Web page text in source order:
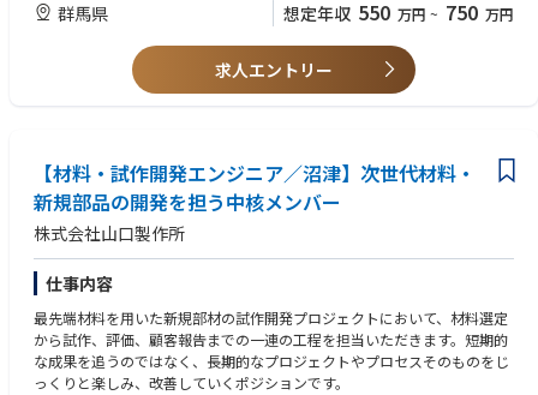
る
◆競合他社に負けないポイント
・ISO9001、IATF16949をベースとした業界最高レベルの品質保証体制を
◆組織名称
ホース配管品質保証部
<配属部署人数> 12人
<平均年齢> 54歳
<男女比> 10：2
<新卒・中途比率> 11：1
◆組織ミッション
お客様基準の品質保証体制の確立、及び改善活動の推進
■商材説明：
同社のカーシートは売り上げの約40％を占める主力事業で、金属フレー
ム、ウレタン、表皮、樹脂、電装部品など多様な要素で構成されていま
す。懸架ばね事業で培った振動・応力解析技術や、ウレタンの材料設計力
・ばねの開発や生産で培った自慢の技術を磨き応用し続け、国内・世界ト
ップクラスのシェア製品を多数保有する東証プライム上場メーカー
・自動車業界頼みにならない幅広い製品ポートフォリオ（半導体製造装
置、データセンター向けコア部品等）で、創立以来80年間経常赤字なしと
安定性が魅力
・1LDK／2LDKの家族寮（3～4万円程）、１Kの独身寮（1～3万円程）で
入居可
・フレックス制度あり、年間休日120日以上／有給消化率96%
群馬県 想定年収 550 万円 ~ 750 万円
求人エントリー
【材料・試作開発エンジニア／沼津】次世代材料・
新規部品の開発を担う中核メンバー
株式会社山口製作所
仕事内容
最先端材料を用いた新規部材の試作開発プロジェクトにおいて、材料選定
から試作、評価、顧客報告までの一連の工程を担当いただきます。短期的
な成果を追うのではなく、長期的なプロジェクトやプロセスそのものをじ
っくりと楽しみ、改善していくポジションです。